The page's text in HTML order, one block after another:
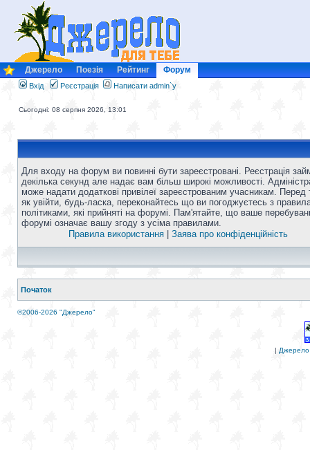
Джерело Поезія Рейтинг Форум
Вхід Реєстрація Написати admin`у
Сьогодні: 08 серпня 2026, 13:01
Для входу на форум ви повинні бути зареєстровані. Реєстрація
декілька секунд але надає вам більш широкі можливості.
може надати додаткові привілеї зареєстрованим учасникам. Перед
як увійти, будь-ласка, переконайтесь що ви погоджуєтесь з
політиками, які прийняті на форумі. Пам'ятайте, що ваше
форумі означає вашу згоду з усіма правилами.
Правила використання
Заява про конфіденційність
Початок
©2006-2026 "Джерело"
| Джерело